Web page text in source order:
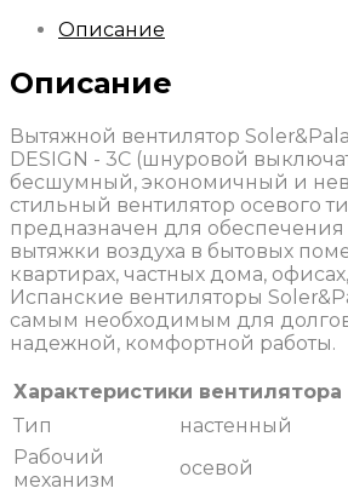
Описание
Описание
Вытяжной вентилятор
DESIGN - 3C (шнуровой
бесшумный, экономичный и
стильный вентилятор осевого
предназначен для
вытяжки воздуха в бытовых
квартирах, частных дома,
Испанские вентиляторы
самым необходимым для
надежной, комфортной работы.
Характеристики вентилятора
Тип
настенный
Рабочий
механизм
осевой